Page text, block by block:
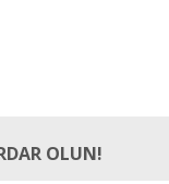
OLUN!